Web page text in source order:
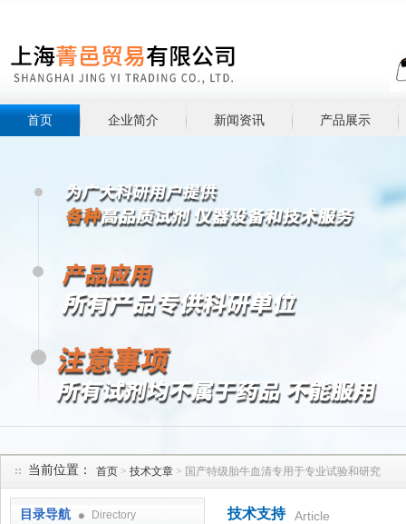
首页 企业简介 新闻资讯 产品展示
当前位置： 首页 > 技术文章 > 国产特级胎牛血清专用于专业试验和研究
目录导航 Directory 技术支持 Article